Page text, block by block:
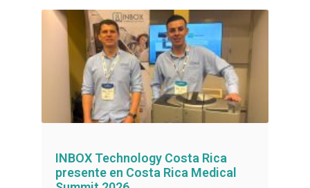
INBOX Technology Costa Rica
presente en Costa Rica Medical